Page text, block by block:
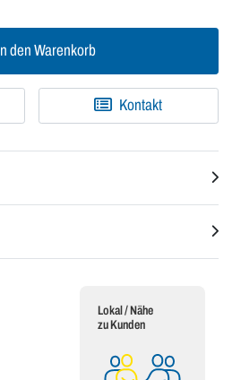
In den Warenkorb
Kontakt
Lokal / Nähe
zu Kunden